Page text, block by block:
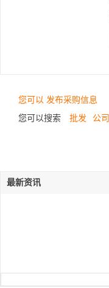
您可以 发布采购信息
您可以搜索
批发 公司
最新资讯